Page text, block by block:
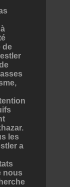
de
les
a
nous